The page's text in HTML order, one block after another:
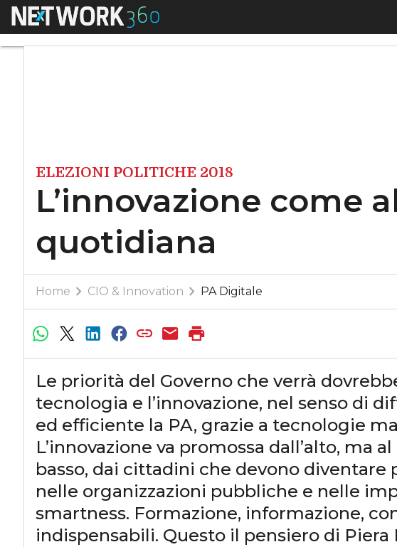
Menu
ELEZIONI POLITICHE 2018
L’innovazione come
quotidiana
Home CIO & Innovation PA Digitale
Le priorità del Governo che verrà
tecnologia e l’innovazione, nel senso di
ed efficiente la PA, grazie a tecnologie
L’innovazione va promossa dall’alto, ma
basso, dai cittadini che devono diventare
nelle organizzazioni pubbliche e nelle
smartness. Formazione, informazione,
indispensabili. Questo il pensiero di Piera